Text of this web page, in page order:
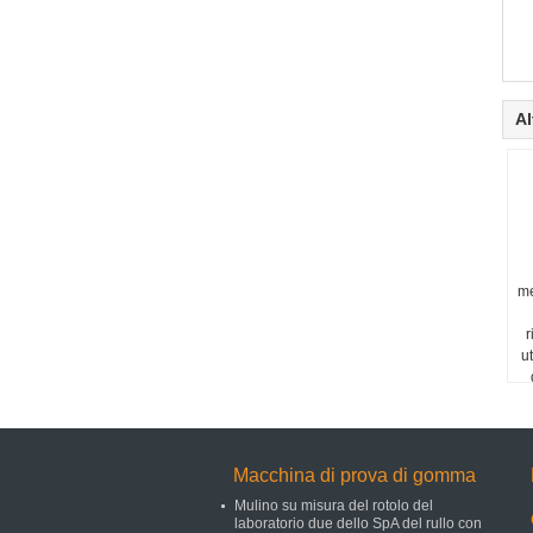
Macchina di prova di gomma
Mulino su misura del rotolo del
laboratorio due dello SpA del rullo con